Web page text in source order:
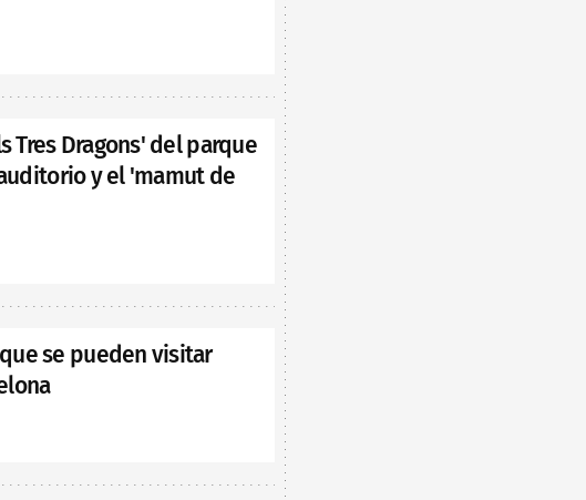
Tres Dragons' del parque
y el 'mamut de
se pueden visitar